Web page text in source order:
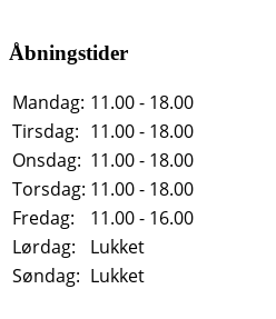
Åbningstider
Mandag: 11.00 - 18.00
Tirsdag: 11.00 - 18.00
Onsdag: 11.00 - 18.00
Torsdag: 11.00 - 18.00
Fredag:
11.00 - 16.00
Lørdag:
Lukket
Søndag: Lukket